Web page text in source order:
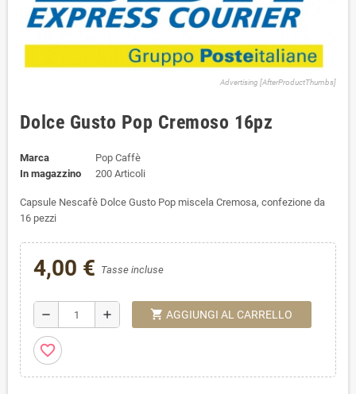
Advertising [AfterProductThumbs]
Dolce Gusto Pop Cremoso 16pz
Marca
Pop Caffè
In magazzino
200 Articoli
Capsule Nescafè Dolce Gusto Pop miscela Cremosa, confezione da
16 pezzi
4,00 € Tasse incluse
remove add shopping_cart AGGIUNGI AL CARRELLO
favorite_border